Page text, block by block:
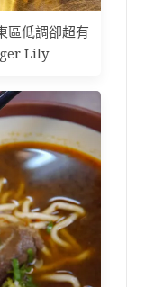
區低調卻超有
Lily